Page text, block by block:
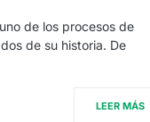
de los procesos de
de su historia. De
LEER MÁS